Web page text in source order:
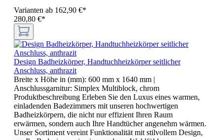
Varianten ab 162,90 €*
280,80 €*
Design Badheizkörper, Handtuchheizkörper seitlicher
Anschluss, anthrazit
Breite x Höhe in (mm): 600 mm x 1640 mm |
Anschlussgarnitur: Simplex Multiblock, chrom
Produktbeschreibung Erleben Sie den Luxus eines warmen,
einladenden Badezimmers mit unseren hochwertigen
Badheizkörpern, die nicht nur effizient Ihren Raum
erwärmen, sondern auch Ihre Handtücher angenehm wärmen.
Unser Sortiment vereint Funktionalität mit stilvollem Design,